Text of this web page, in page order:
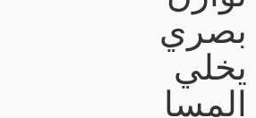
بصري
يخلي
المسا